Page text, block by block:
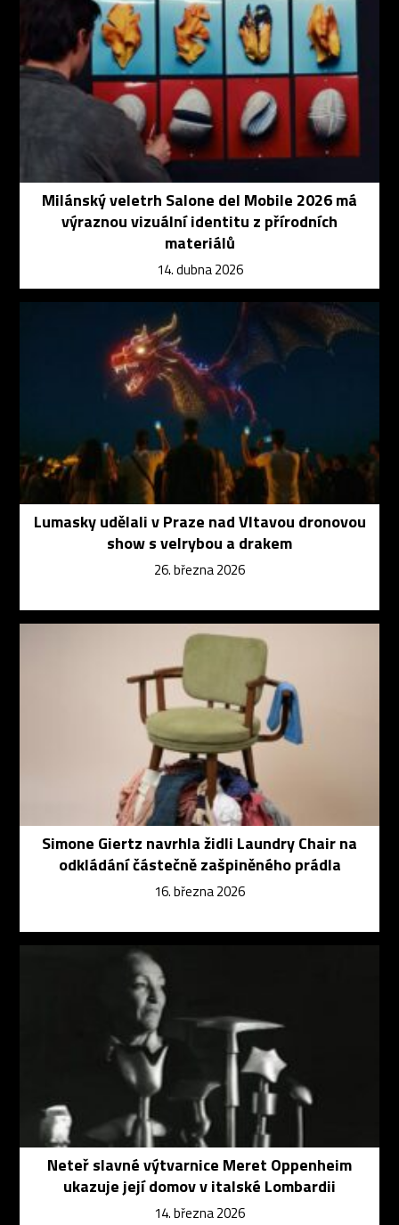
Milánský veletrh Salone del Mobile 2026 má
výraznou vizuální identitu z přírodních
materiálů
14. dubna 2026
Lumasky udělali v Praze nad Vltavou dronovou
show s velrybou a drakem
26. března 2026
Simone Giertz navrhla židli Laundry Chair na
odkládání částečně zašpiněného prádla
16. března 2026
Neteř slavné výtvarnice Meret Oppenheim
ukazuje její domov v italské Lombardii
14. března 2026